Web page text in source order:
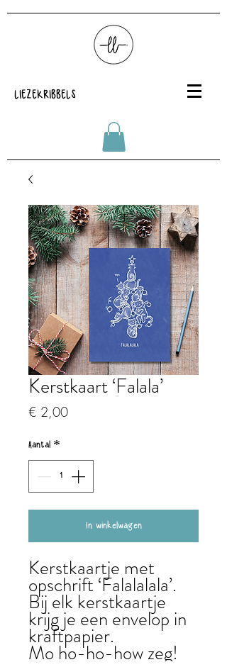
LIEZEKRIBBELS
Kerstkaart ‘Falala’
€ 2,00Prijs
Aantal *
In winkelwagen
Kerstkaartje met
opschrift ‘Falalalala’.
Bij elk kerstkaartje
krijg je een envelop in
kraftpapier.
Mo ho-ho-how zeg!